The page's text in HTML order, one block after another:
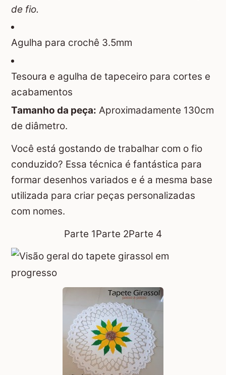
de fio.
Agulha para crochê 3.5mm
Tesoura e agulha de tapeceiro para cortes e
acabamentos
Tamanho da peça: Aproximadamente 130cm
de diâmetro.
Você está gostando de trabalhar com o fio
conduzido? Essa técnica é fantástica para
formar desenhos variados e é a mesma base
utilizada para criar peças personalizadas
com nomes.
Parte 1Parte 2Parte 4